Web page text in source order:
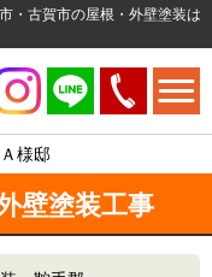
・古賀市の屋根・外壁塗装は
様邸
壁塗装工事